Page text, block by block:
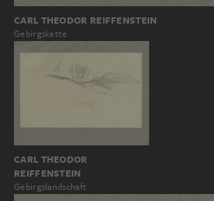
CARL THEODOR REIFFENSTEIN
Gebirgskette
CARL THEODOR
REIFFENSTEIN
Gebirgslandschaft